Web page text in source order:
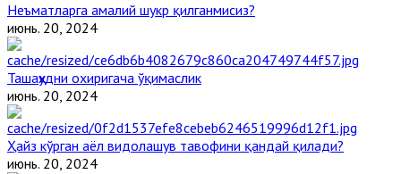
Неъматларга амалий шукр қилганмисиз?
июнь. 20, 2024
Ташаҳҳудни охиригача ўқимаслик
июнь. 20, 2024
Ҳайз кўрган аёл видолашув тавофини қандай қилади?
июнь. 20, 2024